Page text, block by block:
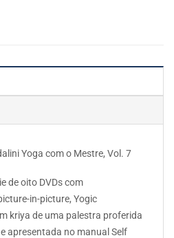
Yoga com o Mestre, Vol. 7
de oito DVDs com
in-picture, Yogic
kriya de uma palestra proferida
apresentada no manual Self